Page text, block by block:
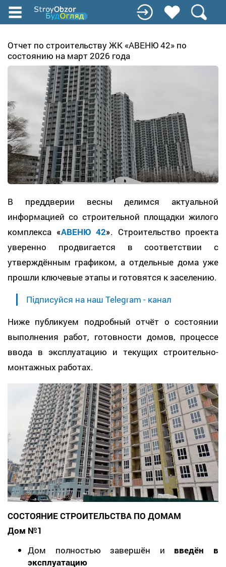
Перейти
содержанию
Отчет по строительству ЖК «АВЕНЮ 42» по
состоянию на март 2026 года
В преддверии весны делимся актуальной
информацией со строительной площадки жилого
комплекса «АВЕНЮ 42». Строительство проекта
уверенно продвигается в соответствии с
утверждённым графиком, а отдельные дома уже
прошли ключевые этапы и готовятся к заселению.
Підписуйся на наш Telegram - канал
Ниже публикуем подробный отчёт о состоянии
выполнения работ, готовности домов, процессе
ввода в эксплуатацию и текущих строительно-
монтажных работах.
СОСТОЯНИЕ СТРОИТЕЛЬСТВА ПО ДОМАМ
Дом №1
Дом полностью завершён и введён в
эксплуатацию